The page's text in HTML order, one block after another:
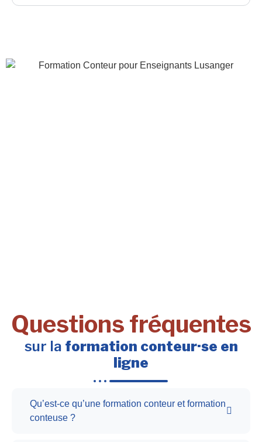
Questions fréquentes
sur la formation conteur·se en
ligne
Qu’est-ce qu’une formation conteur et formation
conteuse ?